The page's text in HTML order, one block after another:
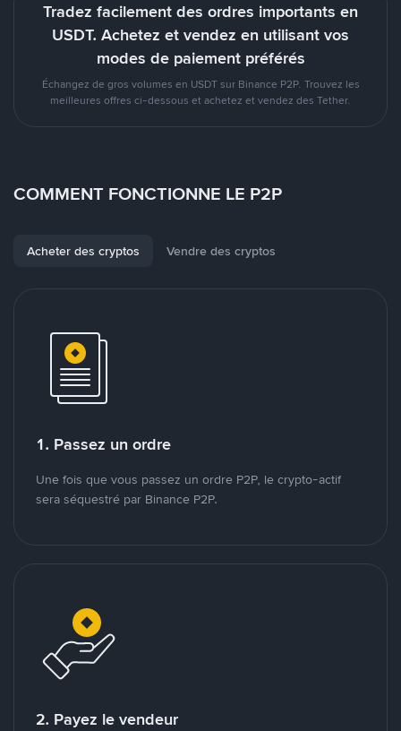
Tradez facilement des ordres importants en
USDT. Achetez et vendez en utilisant vos
modes de paiement préférés
Échangez de gros volumes en USDT sur Binance P2P. Trouvez les
meilleures offres ci-dessous et achetez et vendez des Tether.
COMMENT FONCTIONNE LE P2P
Acheter des cryptos Vendre des cryptos
1. Passez un ordre
Une fois que vous passez un ordre P2P, le crypto-actif
sera séquestré par Binance P2P.
2. Payez le vendeur